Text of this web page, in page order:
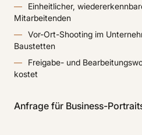
Einheitlicher,
Mitarbeitenden
Vor-Ort-Shooting im
Baustetten
Freigabe- und
kostet
Anfrage für Business-